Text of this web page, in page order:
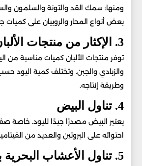
ومنها: سمك القد والتونة والسلمون
بعض أنواع المحار والروبيان على كميات
3. الإكثار من منتجات الألبان
توفر منتجات الألبان كميات مناسبة من
والزبادي والجبن. وتختلف كمية اليود
وطريقة إنتاجه.
4. تناول البيض
يعتبر البيض مصدرًا جيدًا لليود. خاصة
احتوائه على البروتين والعديد من
5. تناول الأعشاب البحرية بحذر